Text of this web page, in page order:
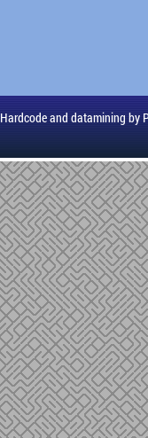
Hardcode and datamining by